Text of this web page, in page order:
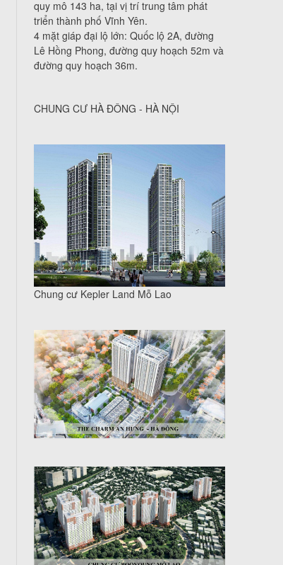
quy mô 143 ha, tại vị trí trung tâm phát
triển thành phố Vĩnh Yên.
4 mặt giáp đại lộ lớn: Quốc lộ 2A, đường
Lê Hồng Phong, đường quy hoạch 52m và
đường quy hoạch 36m.
CHUNG CƯ HÀ ĐÔNG - HÀ NỘI
Chung cư Kepler Land Mỗ Lao